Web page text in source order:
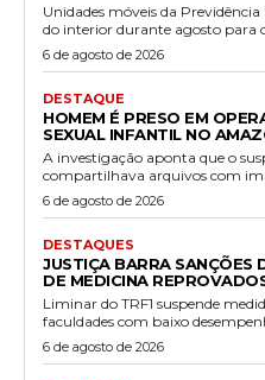
Unidades móveis da
do interior durante agosto para
6 de agosto de 2026
DESTAQUE
HOMEM É PRESO EM
SEXUAL INFANTIL NO
A investigação aponta que o
compartilhava arquivos com
6 de agosto de 2026
DESTAQUES
JUSTIÇA BARRA SANÇÕES
DE MEDICINA
Liminar do TRF1 suspende
faculdades com baixo
6 de agosto de 2026